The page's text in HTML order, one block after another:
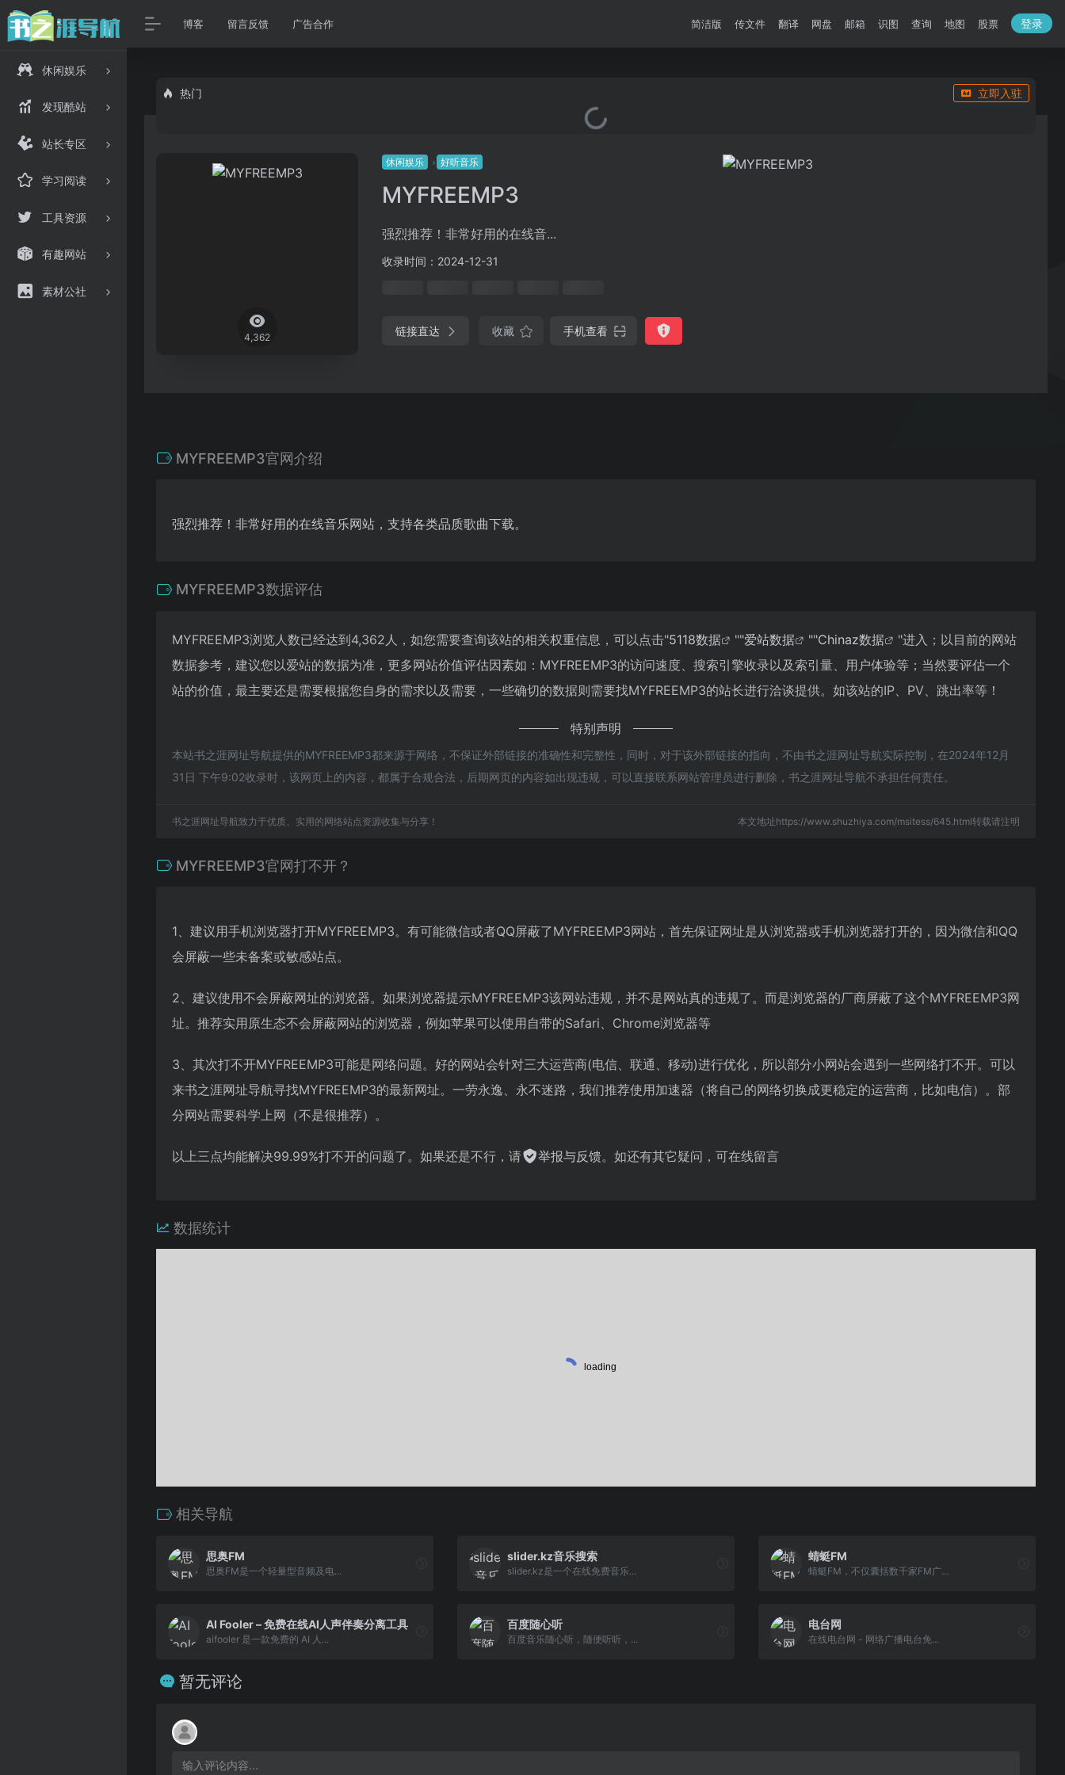
休闲娱乐
发现酷站
站长专区
学习阅读
工具资源
有趣网站
素材公社
博客 留言反馈 广告合作 简洁版 传文件 翻译 网盘 邮箱 识图 查询 地图 股票 登录
热门 立即入驻
4,362
休闲娱乐 好听音乐
MYFREEMP3
强烈推荐！非常好用的在线音...
收录时间：2024-12-31
链接直达 收藏 手机查看
MYFREEMP3官网介绍
强烈推荐！非常好用的在线音乐网站，支持各类品质歌曲下载。
MYFREEMP3数据评估
MYFREEMP3浏览人数已经达到4,362人，如您需要查询该站的相关权重信息，可以点击"5118数据 ""爱站数据 ""Chinaz数据
"进入；以目前的网站
数据参考，建议您以爱站的数据为准，更多网站价值评估因素如：MYFREEMP3的访问速度、搜索引擎收录以及索引量、用户体验等；当然要评估一个
站的价值，最主要还是需要根据您自身的需求以及需要，一些确切的数据则需要找MYFREEMP3的站长进行洽谈提供。如该站的IP、PV、跳出率等！
特别声明
本站书之涯网址导航提供的MYFREEMP3都来源于网络，不保证外部链接的准确性和完整性，同时，对于该外部链接的指向，不由书之涯网址导航实际控制，在2024年12月
31日 下午9:02收录时，该网页上的内容，都属于合规合法，后期网页的内容如出现违规，可以直接联系网站管理员进行删除，书之涯网址导航不承担任何责任。
书之涯网址导航致力于优质、实用的网络站点资源收集与分享！ 本文地址https://www.shuzhiya.com/msitess/645.html转载请注明
MYFREEMP3官网打不开？
1、建议用手机浏览器打开MYFREEMP3。有可能微信或者QQ屏蔽了MYFREEMP3网站，首先保证网址是从浏览器或手机浏览器打开的，因为微信和QQ
会屏蔽一些未备案或敏感站点。
2、建议使用不会屏蔽网址的浏览器。如果浏览器提示MYFREEMP3该网站违规，并不是网站真的违规了。而是浏览器的厂商屏蔽了这个MYFREEMP3网
址。推荐实用原生态不会屏蔽网站的浏览器，例如苹果可以使用自带的Safari、Chrome浏览器等
3、其次打不开MYFREEMP3可能是网络问题。好的网站会针对三大运营商(电信、联通、移动)进行优化，所以部分小网站会遇到一些网络打不开。可以
来书之涯网址导航寻找MYFREEMP3的最新网址。一劳永逸、永不迷路，我们推荐使用加速器（将自己的网络切换成更稳定的运营商，比如电信）。部
分网站需要科学上网（不是很推荐）。
以上三点均能解决99.99%打不开的问题了。如果还是不行，请 举报与反馈。如还有其它疑问，可在线留言
数据统计
相关导航
思奥FM
思奥FM是一个轻量型音频及电...
slider.kz音乐搜索
slider.kz是一个在线免费音乐...
蜻蜓FM
蜻蜓FM，不仅囊括数千家FM广...
AI Fooler – 免费在线AI人声伴奏分离工具
aifooler 是一款免费的 AI 人...
百度随心听
百度音乐随心听，随便听听，...
电台网
在线电台网 - 网络广播电台免...
暂无评论